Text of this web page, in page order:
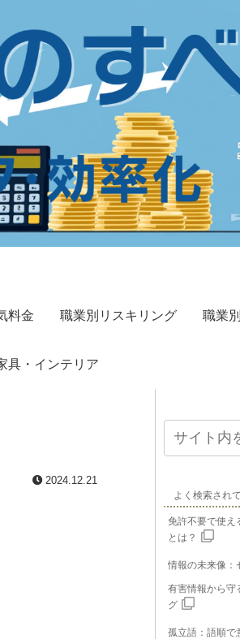
料金 職業別リスキリング 職業
具・インテリア
2024.12.21
よく検索され
免許不要で使え
とは？
情報の未来像：
有害情報から守
グ
孤立語：語順で